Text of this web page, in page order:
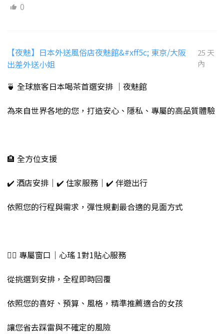
0
【夜魅】日本外送風俗店夜魅館&#xff5c; 東京/大阪
出差外送小姐
25 天
內
🍵 全球旅客日本喝茶首選安排 ｜夜魅館
為來自世界各地的您，打造安心、隱私、專屬的高品質體驗
🏨 全方位支援
✔️ 酒店安排｜✔️ 住家服務｜✔️ 伴遊出行
依照您的行程與需求，彈性規劃最合適的見面方式
💁‍♀️ 專屬窗口｜心瑤 1對1貼心服務
從挑選到安排，全程即時回覆
依照您的喜好、預算、風格，精準推薦適合的女孩
讓您省去踩雷與不確定的風險